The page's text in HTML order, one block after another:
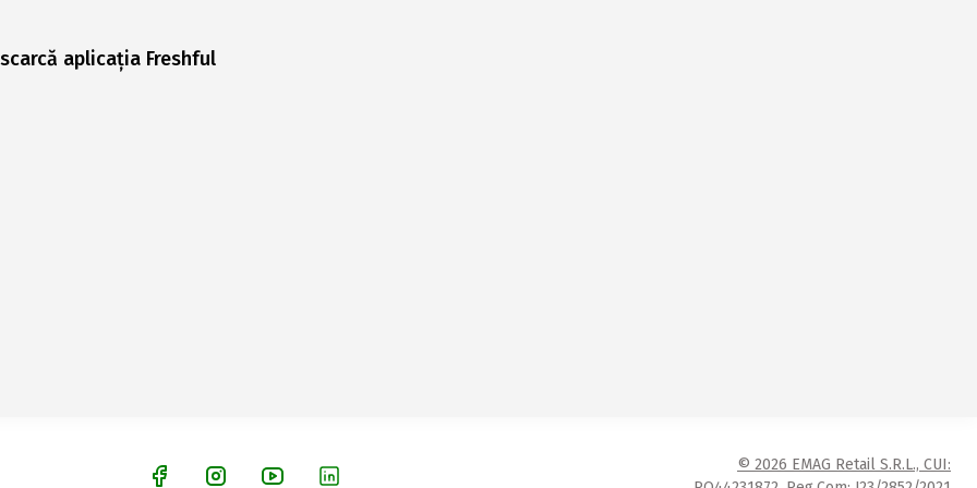
aplicația Freshful
© 2026 EMAG Retail S.R.L., CUI: